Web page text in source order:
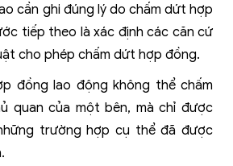
cần ghi đúng lý do chấm dứt hợp
tiếp theo là xác định các căn cứ
cho phép chấm dứt hợp đồng.
đồng lao động không thể chấm
quan của một bên, mà chỉ được
trường hợp cụ thể đã được